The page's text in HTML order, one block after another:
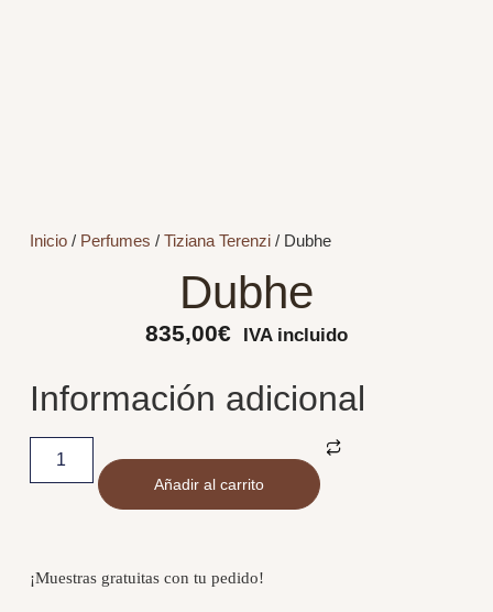
Inicio/ Perfumes / Tiziana Terenzi/ Dubhe
Dubhe
835,00€ IVA incluido
Información adicional
Añadir al carrito
¡Muestras gratuitas con tu pedido!